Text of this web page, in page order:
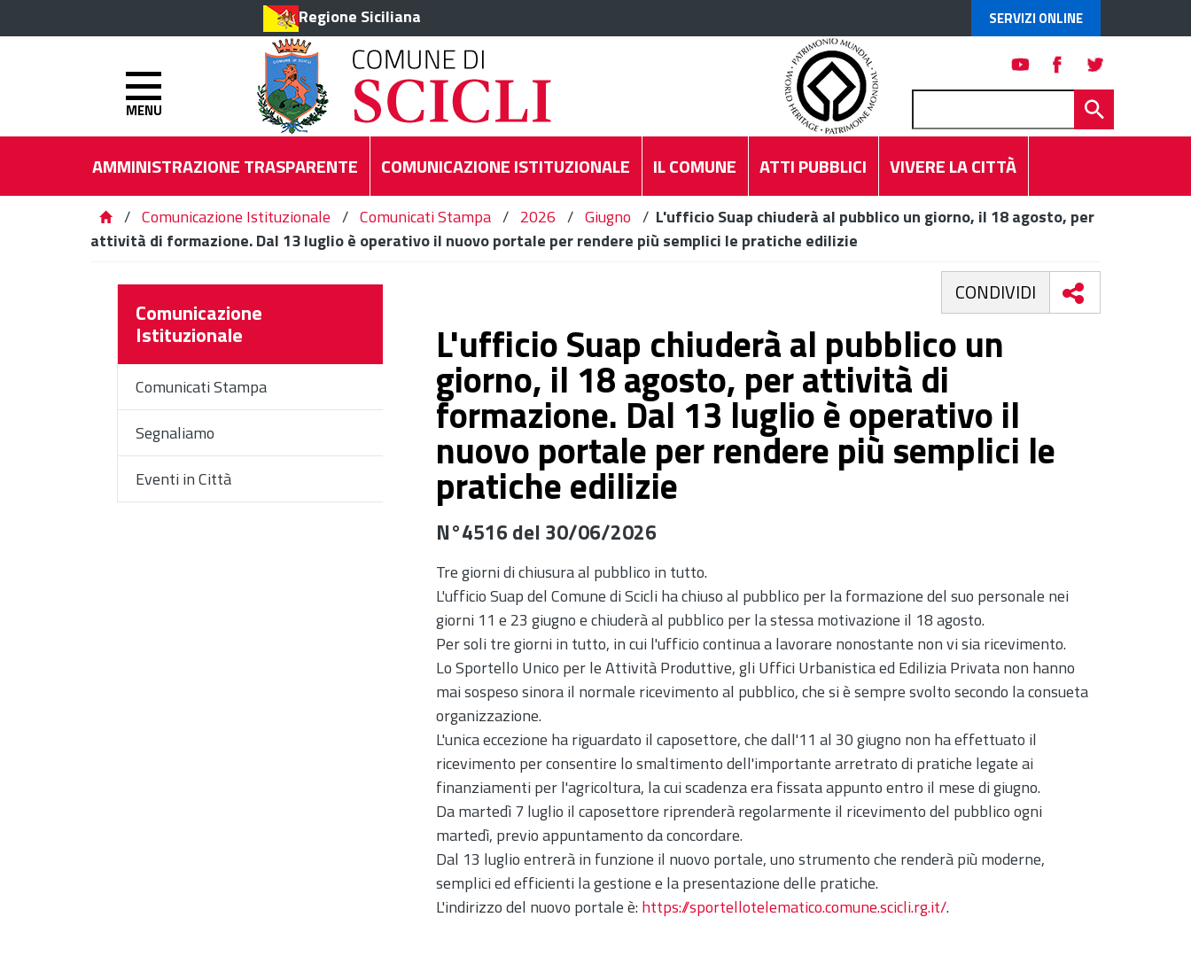
Regione Siciliana SERVIZI ONLINE
MENU
AMMINISTRAZIONE TRASPARENTE COMUNICAZIONE ISTITUZIONALE IL COMUNE ATTI PUBBLICI VIVERE LA CITTÀ
/ Comunicazione Istituzionale / Comunicati Stampa / 2026 / Giugno / L'ufficio Suap chiuderà al pubblico un giorno, il 18 agosto, per
attività di formazione. Dal 13 luglio è operativo il nuovo portale per rendere più semplici le pratiche edilizie
Comunicazione
Istituzionale
Comunicati Stampa
Segnaliamo
Eventi in Città
CONDIVIDI
L'ufficio Suap chiuderà al pubblico un
giorno, il 18 agosto, per attività di
formazione. Dal 13 luglio è operativo il
nuovo portale per rendere più semplici le
pratiche edilizie
N°4516 del 30/06/2026
Tre giorni di chiusura al pubblico in tutto.
L'ufficio Suap del Comune di Scicli ha chiuso al pubblico per la formazione del suo personale nei
giorni 11 e 23 giugno e chiuderà al pubblico per la stessa motivazione il 18 agosto.
Per soli tre giorni in tutto, in cui l'ufficio continua a lavorare nonostante non vi sia ricevimento.
Lo Sportello Unico per le Attività Produttive, gli Uffici Urbanistica ed Edilizia Privata non hanno
mai sospeso sinora il normale ricevimento al pubblico, che si è sempre svolto secondo la consueta
organizzazione.
L'unica eccezione ha riguardato il caposettore, che dall'11 al 30 giugno non ha effettuato il
ricevimento per consentire lo smaltimento dell'importante arretrato di pratiche legate ai
finanziamenti per l'agricoltura, la cui scadenza era fissata appunto entro il mese di giugno.
Da martedì 7 luglio il caposettore riprenderà regolarmente il ricevimento del pubblico ogni
martedì, previo appuntamento da concordare.
Dal 13 luglio entrerà in funzione il nuovo portale, uno strumento che renderà più moderne,
semplici ed efficienti la gestione e la presentazione delle pratiche.
L'indirizzo del nuovo portale è: https://sportellotelematico.comune.scicli.rg.it/.